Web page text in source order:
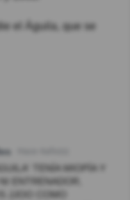
el Águila, que se
TENÍA MIOPÍA Y
ENTRENADOR,
JJOO COMO